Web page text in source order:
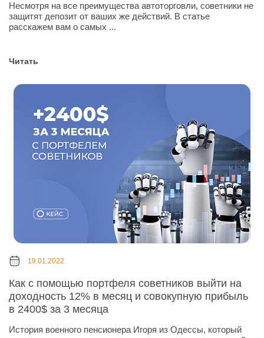
Несмотря на все преимущества автоторговли, советники не
защитят депозит от ваших же действий. В статье
расскажем вам о самых ...
Читать
19.01.2022
Как с помощью портфеля советников выйти на
доходность 12% в месяц и совокупную прибыль
в 2400$ за 3 месяца
История военного пенсионера Игоря из Одессы, который